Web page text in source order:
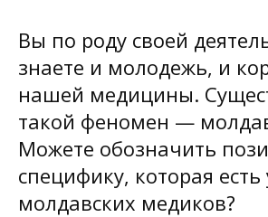
Вы по роду своей
знаете и молодежь, и
нашей медицины.
такой феномен —
Можете обозначить
специфику, которая есть
молдавских медиков?